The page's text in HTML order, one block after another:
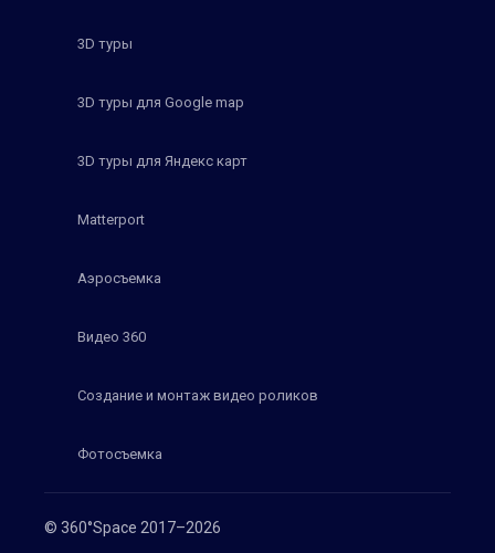
© 360°Space 2017–2026
3D туры
3D туры для Google map
3D туры для Яндекс карт
Matterport
Аэросъемка
Видео 360
Создание и монтаж видео роликов
Фотосъемка